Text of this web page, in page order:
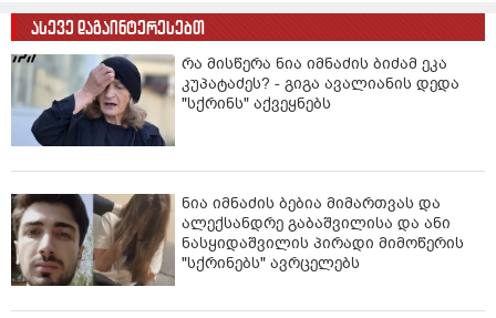
2025 წლის 1-ელ მაისს, საქართველოს პროკურატურის
მიერ გამოტანილი დადგენილებით, მამაკაცს
ბრალდება პედოფილიის, ასევე, გარყვნილი ქმედების
5 ეპიზოდზე წარედგინა.
დანაშაული 12 წლამდე თავისუფლების აღკვეთას
დაზარალებულ ბავშვებს სპეციალური საგამოძიებო
სამსახური დანაშაულისგან მიყენებული ტრავმის
გასაქარწყლებლად სახელმწიფოს ხარჯით
ფსიქორეაბილიტაციის კურსის გავლას შესთავაზებს.
საზოგადოებას სიფრთხილისკენ მოვუწოდებთ.
ასევე დაგაინტერესებთ
რა მისწერა ნია იმნაძის ბიძამ ეკა
კუპატაძეს? - გიგა ავალიანის დედა
"სქრინს" აქვეყნებს
ნია იმნაძის ბებია მიმართვას და
ალექსანდრე გაბაშვილისა და ანი
ნასყიდაშვილის პირადი მიმოწერის
"სქრინებს" ავრცელებს